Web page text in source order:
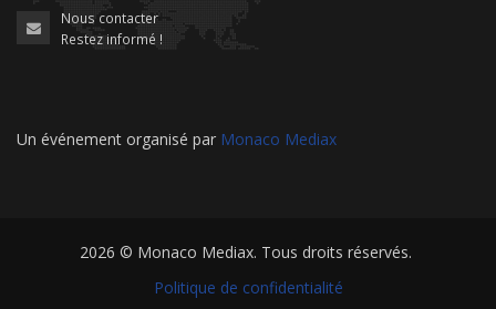
Nous contacter
Restez informé !
Un événement organisé par Monaco Mediax
2026 © Monaco Mediax. Tous droits réservés.
Politique de confidentialité